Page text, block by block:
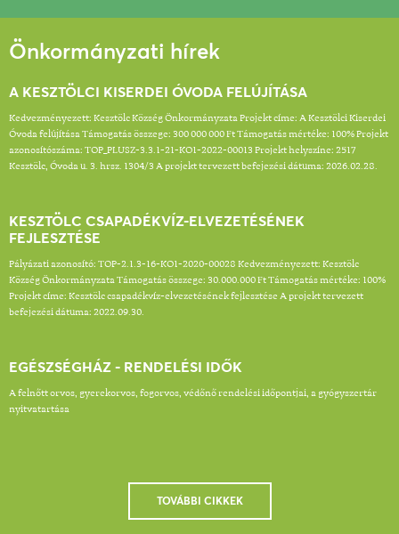
Önkormányzati hírek
A KESZTÖLCI KISERDEI ÓVODA FELÚJÍTÁSA
Kedvezményezett: Kesztölc Község Önkormányzata Projekt címe: A Kesztölci Kiserdei
Óvoda felújítása Támogatás összege: 300 000 000 Ft Támogatás mértéke: 100% Projekt
azonosítószáma: TOP_PLUSZ-3.3.1-21-KO1-2022-00013 Projekt helyszíne: 2517
Kesztölc, Óvoda u. 3. hrsz. 1304/3 A projekt tervezett befejezési dátuma: 2026.02.28.
KESZTÖLC CSAPADÉKVÍZ-ELVEZETÉSÉNEK
FEJLESZTÉSE
Pályázati azonosító: TOP-2.1.3-16-KO1-2020-00028 Kedvezményezett: Kesztölc
Község Önkormányzata Támogatás összege: 30.000.000 Ft Támogatás mértéke: 100%
Projekt címe: Kesztölc csapadékvíz-elvezetésének fejlesztése A projekt tervezett
befejezési dátuma: 2022.09.30.
EGÉSZSÉGHÁZ - RENDELÉSI IDŐK
A felnőtt orvos, gyerekorvos, fogorvos, védőnő rendelési időpontjai, a gyógyszertár
nyitvatartása
TOVÁBBI CIKKEK